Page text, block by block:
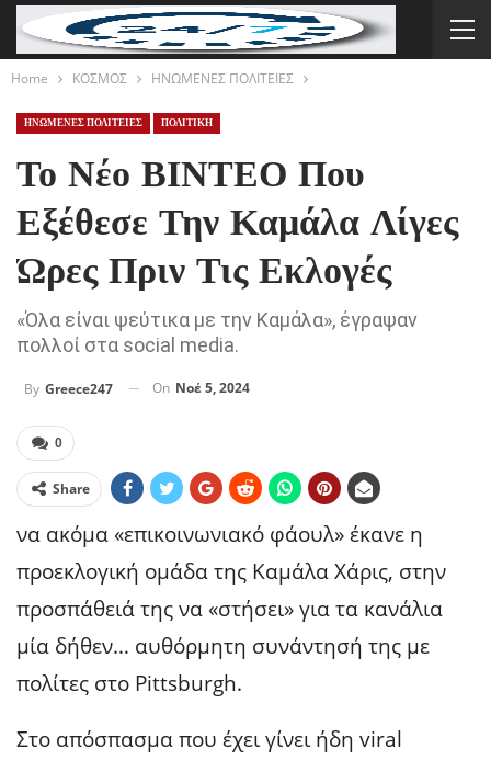
Home ΚΟΣΜΟΣ ΗΝΩΜΕΝΕΣ ΠΟΛΙΤΕΙΕΣ
ΗΝΩΜΕΝΕΣ ΠΟΛΙΤΕΙΕΣ ΠΟΛΙΤΙΚΗ
Το Νέο ΒΙΝΤΕΟ Που
Εξέθεσε Την Καμάλα Λίγες
Ώρες Πριν Τις Εκλογές
«Όλα είναι ψεύτικα με την Καμάλα», έγραψαν
πολλοί στα social media.
By Greece247 On Νοέ 5, 2024
0
Share
να ακόμα «επικοινωνιακό φάουλ» έκανε η
προεκλογική ομάδα της Καμάλα Χάρις, στην
προσπάθειά της να «στήσει» για τα κανάλια
μία δήθεν… αυθόρμητη συνάντησή της με
πολίτες στο Pittsburgh.
Στο απόσπασμα που έχει γίνει ήδη viral